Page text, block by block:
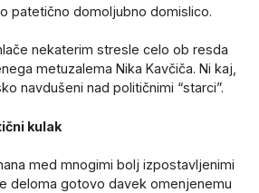
patetično domoljubno domislico.
nekaterim stresle celo ob resda
metuzalema Nika Kavčiča. Ni kaj,
navdušeni nad političnimi “starci”.
kulak
med mnogimi bolj izpostavljenimi
deloma gotovo davek omenjenemu